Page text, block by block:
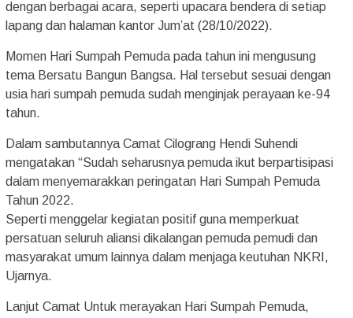
dengan berbagai acara, seperti upacara bendera di setiap
lapang dan halaman kantor Jum’at (28/10/2022).
Momen Hari Sumpah Pemuda pada tahun ini mengusung
tema Bersatu Bangun Bangsa. Hal tersebut sesuai dengan
usia hari sumpah pemuda sudah menginjak perayaan ke-94
tahun.
Dalam sambutannya Camat Cilograng Hendi Suhendi
mengatakan “Sudah seharusnya pemuda ikut berpartisipasi
dalam menyemarakkan peringatan Hari Sumpah Pemuda
Tahun 2022.
Seperti menggelar kegiatan positif guna memperkuat
persatuan seluruh aliansi dikalangan pemuda pemudi dan
masyarakat umum lainnya dalam menjaga keutuhan NKRI,
Ujarnya.
Lanjut Camat Untuk merayakan Hari Sumpah Pemuda,